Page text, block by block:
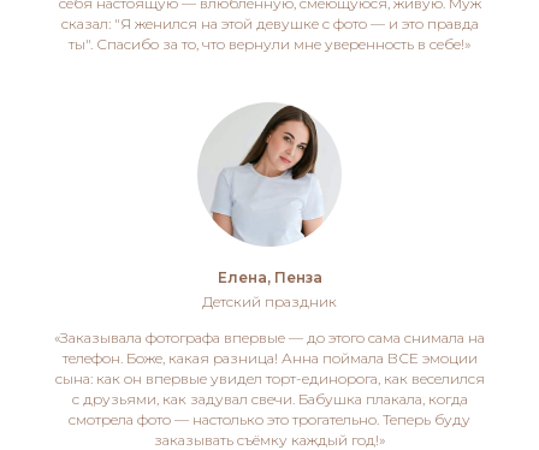
сказал: "Я женился на этой девушке с фото — и это правда
ты". Спасибо за то, что вернули мне уверенность в себе!»
Елена, Пенза
Детский праздник
«Заказывала фотографа впервые — до этого сама снимала на
телефон. Боже, какая разница! Анна поймала ВСЕ эмоции
сына: как он впервые увидел торт-единорога, как веселился
с друзьями, как задувал свечи. Бабушка плакала, когда
смотрела фото — настолько это трогательно. Теперь буду
заказывать съёмку каждый год!»